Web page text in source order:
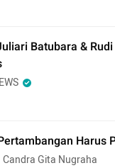
Batubara &
Harus
Candra Gita Nugraha